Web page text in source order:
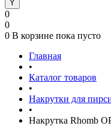
0
0
0 В корзине пока пусто
Главная
•
Каталог товаров
•
Накрутки для
•
Накрутка Rhomb